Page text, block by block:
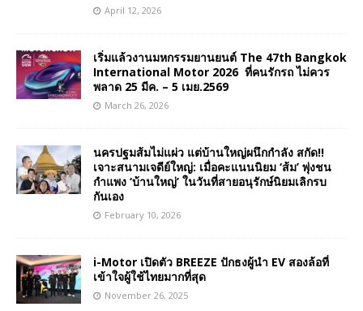
April 12, 2026
เริ่มแล้วงานมหกรรมยานยนต์ The 47th Bangkok
International Motor 2026 ที่คนรักรถ ไม่ควร
พลาด 25 มีค. – 5 เมย.2569
March 26, 2026
นครปฐมส้มไม่แผ่ว แต่บ้านใหญ่ผนึกกำลัง สกัด!!
เจาะสนามเจดีย์ใหญ่: เมื่อคะแนนนิยม ‘ส้ม’ พุ่งชน
กำแพง ‘บ้านใหญ่’ ในวันที่สายอนุรักษ์นิยมเลิกรบ
กันเอง
February 10, 2026
i-Motor เปิดตัว BREEZE ปักธงผู้นำ EV สองล้อที่
เข้าใจผู้ใช้ไทยมากที่สุด
November 26, 2025